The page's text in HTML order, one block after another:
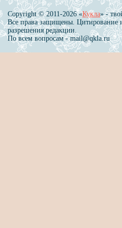
Copyright © 2011-2026 «Кукла» -
Все права защищены. Цитирование
разрешения редакции.
По всем вопросам - mail@qkla.ru